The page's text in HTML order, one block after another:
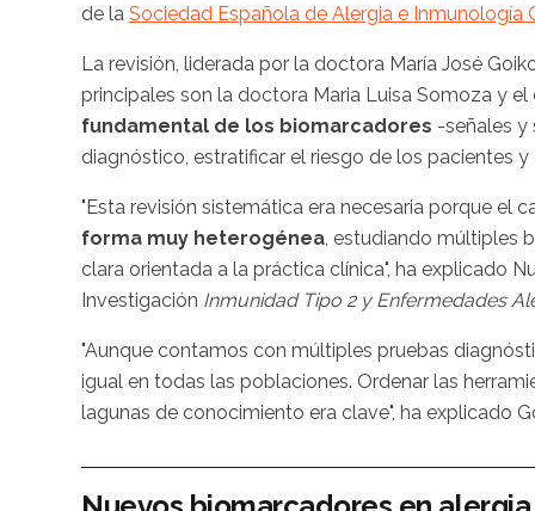
de la Sociedad Española de Alergia e Inmunología
La revisión, liderada por la doctora María José
principales son la doctora Maria Luisa Somoza y
fundamental de los biomarcadores -señales y
diagnóstico, estratificar el riesgo de los pacientes
"Esta revisión sistemática era necesaria porque el
forma muy heterogénea , estudiando múltiples
clara orientada a la práctica clínica", ha explicado
Investigación Inmunidad Tipo 2 y Enfermedades
"Aunque contamos con múltiples pruebas
igual en todas las poblaciones. Ordenar las
lagunas de conocimiento era clave", ha explicado